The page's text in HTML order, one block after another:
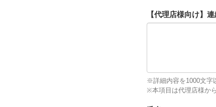
【代理店様向け】
※詳細内容を1000文字
※本項目は代理店様か